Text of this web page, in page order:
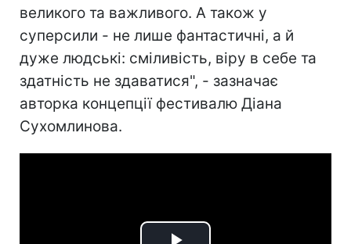
великого та важливого. А також у
суперсили - не лише фантастичні, а й
дуже людські: сміливість, віру в себе та
здатність не здаватися", - зазначає
авторка концепції фестивалю Діана
Сухомлинова.